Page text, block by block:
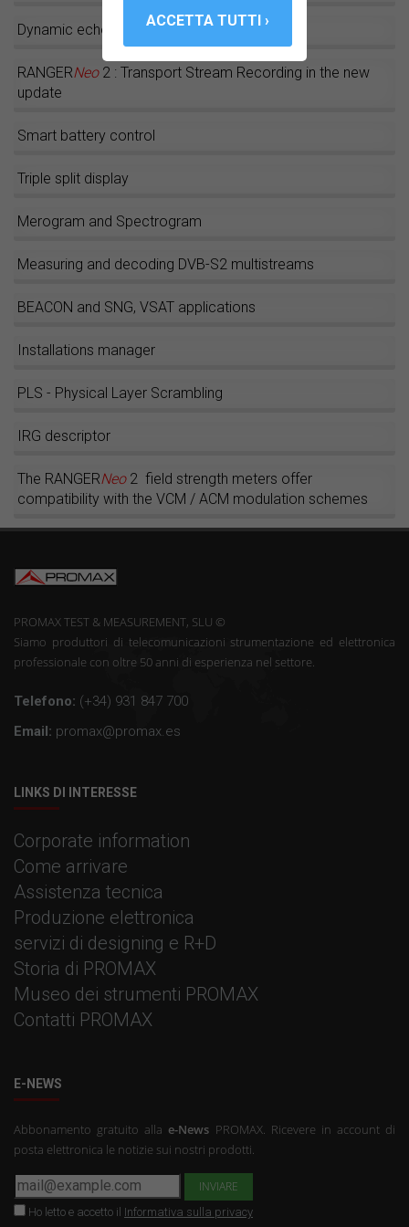
Dynamic echoes analysis
RANGERNeo2 : Transport Stream Recording in the new
update
Smart battery control
Triple split display
Merogram and Spectrogram
Measuring and decoding DVB-S2 multistreams
BEACON and SNG, VSAT applications
Installations manager
PLS - Physical Layer Scrambling
IRG descriptor
The RANGERNeo2 field strength meters offer
compatibility with the VCM / ACM modulation schemes
PROMAX TEST & MEASUREMENT, SLU ©
Siamo produttori di telecomunicazioni strumentazione ed elettronica
professionale con oltre 50 anni di esperienza nel settore.
Telefono: (+34) 931 847 700
Email: promax@promax.es
LINKS DI INTERESSE
Corporate information
Come arrivare
Assistenza tecnica
Produzione elettronica
servizi di designing e R+D
Storia di PROMAX
Museo dei strumenti PROMAX
Contatti PROMAX
E-NEWS
Abbonamento gratuito alla e-News PROMAX. Ricevere in account di
posta elettronica le notizie sui nostri prodotti.
Ho letto e accetto il Informativa sulla privacy